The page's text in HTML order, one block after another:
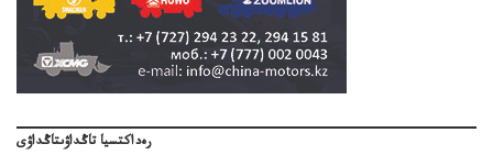
رەداكتسيا تاڭداۋىتاڭداۋى